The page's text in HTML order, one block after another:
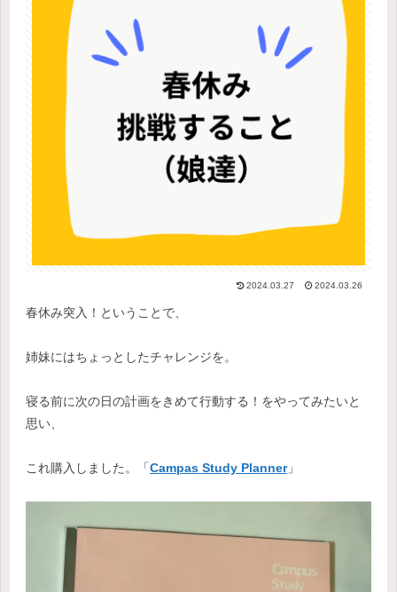
2024.03.27 2024.03.26
春休み突入！ということで、
姉妹にはちょっとしたチャレンジを。
寝る前に次の日の計画をきめて行動する！をやってみたいと
思い、
これ購入しました。「Campas Study Planner」